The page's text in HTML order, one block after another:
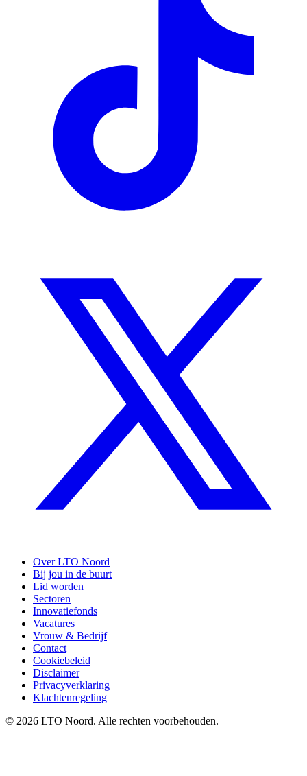
Over LTO Noord
Bij jou in de buurt
Lid worden
Sectoren
Innovatiefonds
Vacatures
Vrouw & Bedrijf
Contact
Cookiebeleid
Disclaimer
Privacyverklaring
Klachtenregeling
© 2026 LTO Noord. Alle rechten voorbehouden.